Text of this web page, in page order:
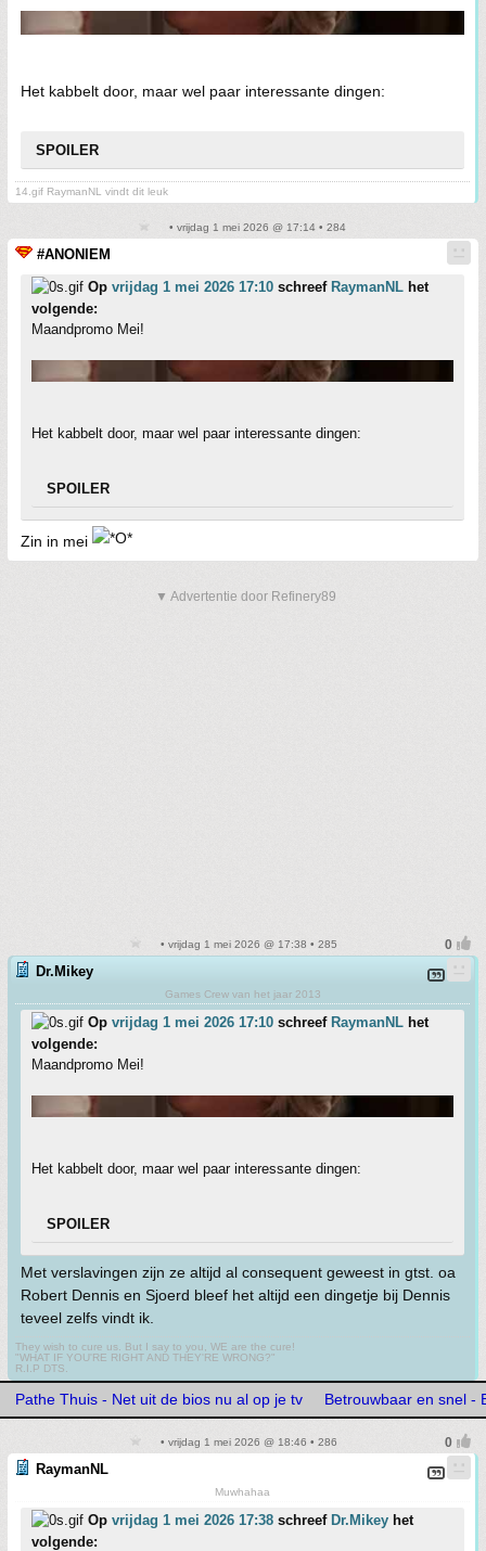
Het kabbelt door, maar wel paar interessante dingen:
SPOILER
14.gif RaymanNL vindt dit leuk
• vrijdag 1 mei 2026 @ 17:14 • 284
#ANONIEM
Op vrijdag 1 mei 2026 17:10 schreef RaymanNL het
volgende:
Maandpromo Mei!
Het kabbelt door, maar wel paar interessante dingen:
SPOILER
Zin in mei
▼ Advertentie door Refinery89
• vrijdag 1 mei 2026 @ 17:38 • 285
Dr.Mikey
Games Crew van het jaar 2013
Op vrijdag 1 mei 2026 17:10 schreef RaymanNL het
volgende:
Maandpromo Mei!
Het kabbelt door, maar wel paar interessante dingen:
SPOILER
Met verslavingen zijn ze altijd al consequent geweest in gtst. oa
Robert Dennis en Sjoerd bleef het altijd een dingetje bij Dennis
teveel zelfs vindt ik.
They wish to cure us. But I say to you, WE are the cure!
"WHAT IF YOU'RE RIGHT AND THEY'RE WRONG?"
R.I.P DTS.
Pathe Thuis - Net uit de bios nu al op je tv Betrouwbaar en snel -
• vrijdag 1 mei 2026 @ 18:46 • 286
RaymanNL
Muwhahaa
Op vrijdag 1 mei 2026 17:38 schreef Dr.Mikey het
volgende: